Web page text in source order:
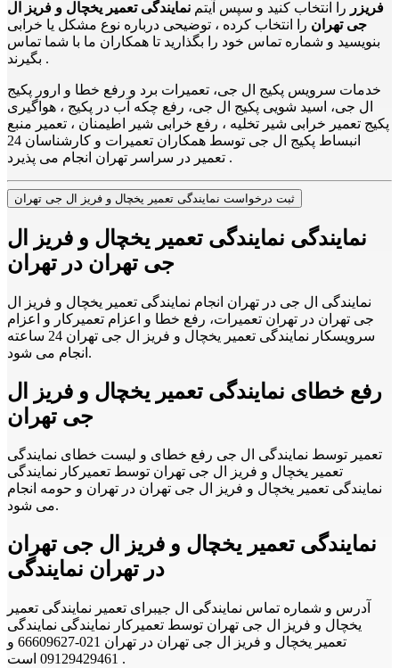
فریزر را انتخاب کنید و سپس آیتم نمایندگی تعمیر یخچال و فریز ال
جی تهران را انتخاب کرده ، توضیحی درباره نوع مشکل یا خرابی
بنویسید و شماره تماس خود را بگذارید تا همکاران ما با شما تماس
بگیرند .
خدمات سرویس پکیج ال جی، تعمیرات برد و رفع خطا و ارور پکیج
ال جی، اسید شویی پکیج ال جی، رفع چکه آب در پکیج ، هواگیری
پکیج تعمیر خرابی شیر تخلیه ، رفع خرابی شیر اطیمنان ، تعمیر منبع
انبساط پکیج ال جی توسط همکاران تعمیرات و کارشناسان 24
تعمیر در سراسر تهران انجام می پذیرد .
ثبت درخواست نمایندگی تعمیر یخچال و فریز ال جی تهران
نمایندگی نمایندگی تعمیر یخچال و فریز ال
جی تهران در تهران
نمایندگی ال جی در تهران انجام نمایندگی تعمیر یخچال و فریز ال
جی تهران در تهران تعمیرات، رفع خطا و اعزام تعمیرکار و اعزام
سرویسکار نمایندگی تعمیر یخچال و فریز ال جی تهران 24 ساعته
انجام می شود.
رفع خطای نمایندگی تعمیر یخچال و فریز ال
جی تهران
تعمیر توسط نمایندگی ال جی رفع خطای و لیست خطای نمایندگی
تعمیر یخچال و فریز ال جی تهران توسط تعمیرکار نمایندگی
نمایندگی تعمیر یخچال و فریز ال جی تهران در تهران و حومه انجام
می شود.
نمایندگی تعمیر یخچال و فریز ال جی تهران
در تهران نمایندگی
آدرس و شماره تماس نمایندگی ال جیبرای تعمیر نمایندگی تعمیر
یخچال و فریز ال جی تهران توسط تعمیرکار نمایندگی نمایندگی
تعمیر یخچال و فریز ال جی تهران در تهران 021-66609627 و
09129429461 است .